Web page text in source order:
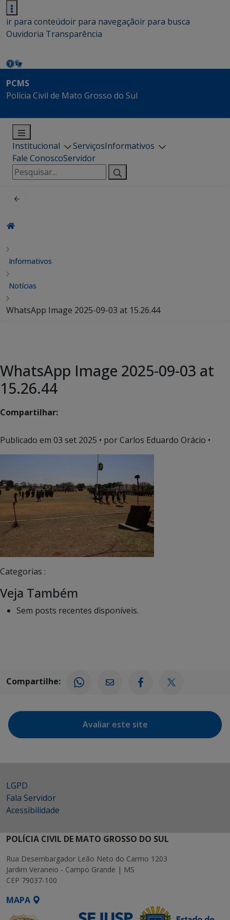
ir para conteúdoir para navegaçãoir para busca
Ouvidoria Transparência
PCMS
Polícia Civil de Mato Grosso do Sul
Institucional ServiçosInformativos
Fale ConoscoServidor
Pesquisar
por:
Informativos
Notícias
WhatsApp Image 2025-09-03 at 15.26.44
WhatsApp Image 2025-09-03 at
15.26.44
Compartilhar:
Publicado em 03 set 2025 • por Carlos Eduardo Orácio •
Categorias :
Veja Também
Sem posts recentes disponíveis.
Compartilhe:
Avaliar este site
LGPD
Fala Servidor
Acessibilidade
POLÍCIA CIVIL DE MATO GROSSO DO SUL
Rua Desembargador Leão Neto do Carmo 1203
Jardim Veraneio - Campo Grande | MS
CEP 79037-100
MAPA